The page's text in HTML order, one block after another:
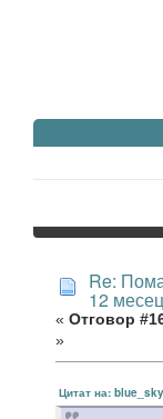
Re:
12
« Отговор
»
Цитат на: